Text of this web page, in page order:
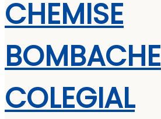
CHEMISE
BOMBACHE
COLEGIAL